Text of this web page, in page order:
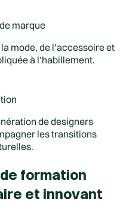
marque
mode, de l’accessoire et
à l’habillement.
de designers
les transitions
formation
et innovant